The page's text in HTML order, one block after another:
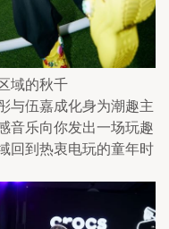
域的秋千
与伍嘉成化身为潮趣主
音乐向你发出一场玩趣
回到热衷电玩的童年时